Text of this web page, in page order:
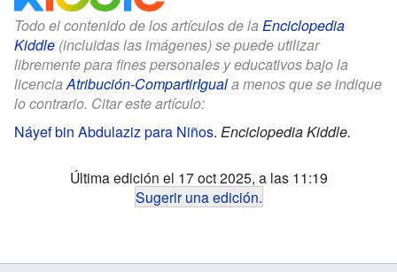
Todo el contenido de los artículos de la Enciclopedia
Kiddle (incluidas las imágenes) se puede utilizar
libremente para fines personales y educativos bajo la
licenciaAtribución-CompartirIguala menos que se indique
lo contrario. Citar este artículo:
Náyef bin Abdulaziz para Niños. Enciclopedia Kiddle.
Última edición el 17 oct 2025, a las 11:19
Sugerir una edición.